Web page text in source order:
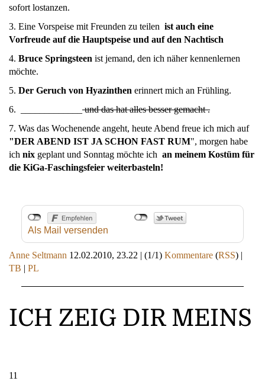
sofort lostanzen.
3. Eine Vorspeise mit Freunden zu teilen ist auch eine
Vorfreude auf die Hauptspeise und auf den Nachtisch
4. Bruce Springsteen ist jemand, den ich näher kennenlernen
möchte.
5. Der Geruch von Hyazinthen erinnert mich an Frühling.
6. _____________ und das hat alles besser gemacht .
7. Was das Wochenende angeht, heute Abend freue ich mich auf
"DER ABEND IST JA SCHON FAST RUM", morgen habe
ich nix geplant und Sonntag möchte ich an meinem Kostüm für
die KiGa-Faschingsfeier weiterbasteln!
Als Mail versenden
Anne Seltmann 12.02.2010, 23.22 | (1/1) Kommentare (RSS) |
TB | PL
ICH ZEIG DIR MEINS
11